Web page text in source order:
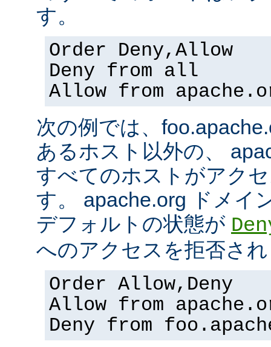
す。
Order Deny,Allow
Deny from all
Allow from
次の例では、
あるホスト以外の、
すべてのホストがアク
す。 apache.org ドメイ
デフォルトの状態が
へのアクセスを拒否さ
Order Allow,Deny
Allow from
Deny from